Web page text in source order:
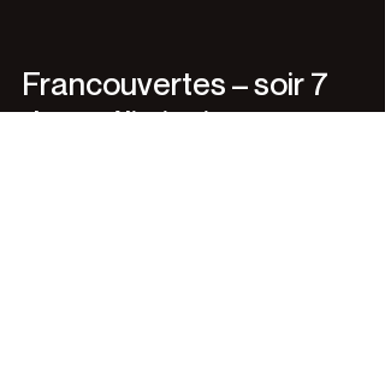
Francouvertes – soir 7
des préliminaires